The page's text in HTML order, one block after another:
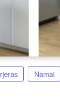
Namai